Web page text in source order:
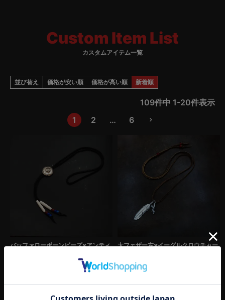
Custom Item List
カスタムアイテム一覧
並び替え 価格が安い順 価格が高い順 新着順
109件中 1-20件表示
1
2 … 6
バッファローボーンビーズ×アンティ
大フェザー左×イーグルクロウチャー
ズ×鹿革紐 / ネックレスカスタム